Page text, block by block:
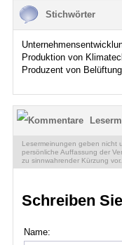
Stichwörter
Produktion von
Produzent von
Lesermeinungen geben nicht
persönliche Auffassung der
zu sinnwahrender Kürzung vor.
Schreiben
Name: